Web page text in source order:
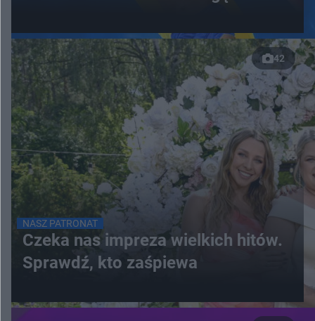
42
NASZ PATRONAT
Czeka nas impreza wielkich hitów.
Sprawdź, kto zaśpiewa